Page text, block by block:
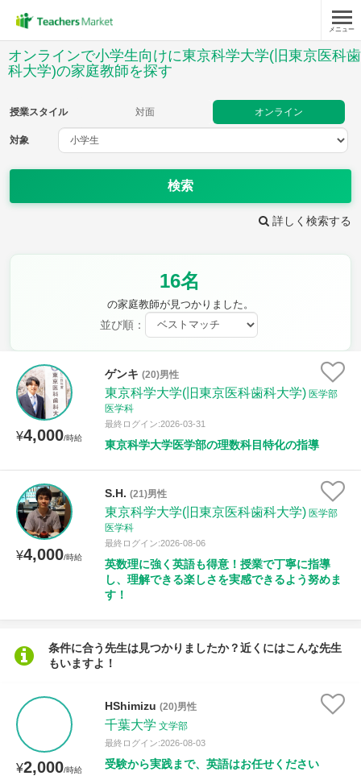
メニュー
オンラインで小学生向けに東京科学大学(旧東京医科歯
科大学)の家庭教師を探す
授業スタイル 対面 オンライン
対象
検索
詳しく検索する
16名
の家庭教師が見つかりました。
並び順：
¥4,000/時給
ゲンキ (20)男性
東京科学大学(旧東京医科歯科大学) 医学部
医学科
最終ログイン:2026-03-31
東京科学大学医学部の理数科目特化の指導
¥4,000/時給
S.H. (21)男性
東京科学大学(旧東京医科歯科大学) 医学部
医学科
最終ログイン:2026-08-06
英数理に強く英語も得意！授業で丁寧に指導
し、理解できる楽しさを実感できるよう努めま
す！
条件に合う先生は見つかりましたか？近くにはこんな先生
もいますよ！
¥2,000/時給
HShimizu (20)男性
千葉大学 文学部
最終ログイン:2026-08-03
受験から実践まで、英語はお任せください
対面
対象
音楽
時給：¥1,000 ～ ¥10,000
授業可能日
月曜日 火曜日
土曜日 日曜日
所属大学
年齢：18-101歳